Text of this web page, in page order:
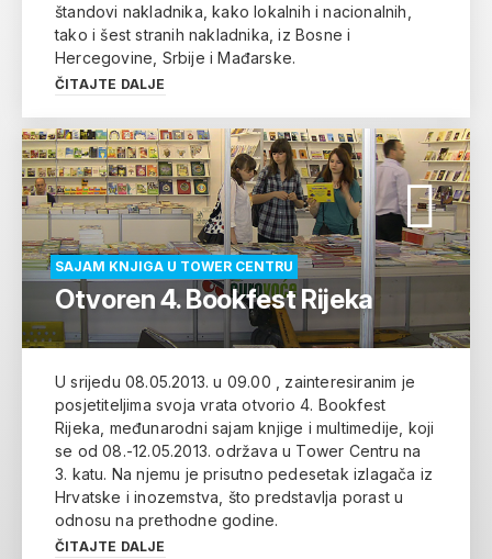
štandovi nakladnika, kako lokalnih i nacionalnih,
tako i šest stranih nakladnika, iz Bosne i
Hercegovine, Srbije i Mađarske.
ČITAJTE DALJE
SAJAM KNJIGA U TOWER CENTRU
Otvoren 4. Bookfest Rijeka
U srijedu 08.05.2013. u 09.00 , zainteresiranim je
posjetiteljima svoja vrata otvorio 4. Bookfest
Rijeka, međunarodni sajam knjige i multimedije, koji
se od 08.-12.05.2013. održava u Tower Centru na
3. katu. Na njemu je prisutno pedesetak izlagača iz
Hrvatske i inozemstva, što predstavlja porast u
odnosu na prethodne godine.
ČITAJTE DALJE